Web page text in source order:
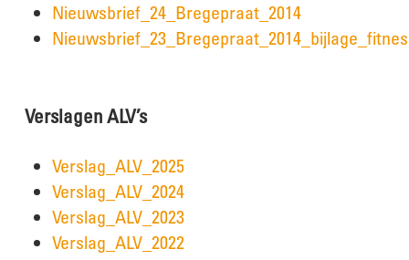
Nieuwsbrief_24_Bregepraat_2014
Verslagen ALV’s
Verslag_ALV_2025
Verslag_ALV_2024
Verslag_ALV_2023
Verslag_ALV_2022